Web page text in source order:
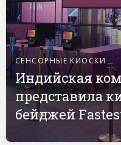
СЕНСОРНЫЕ КИОСКИ
Индийская
представила
бейджей